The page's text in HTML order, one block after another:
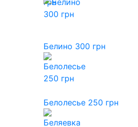
Белино 300 грн
Белолесье 250 грн